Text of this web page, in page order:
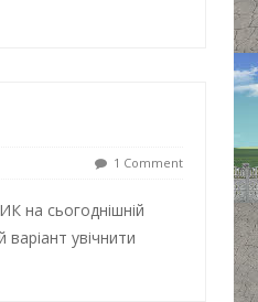
1 Comment
на сьогоднішній
увічнити